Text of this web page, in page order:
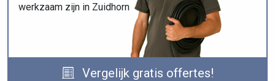
werkzaam zijn in Zuidhorn
Vergelijk gratis offertes!